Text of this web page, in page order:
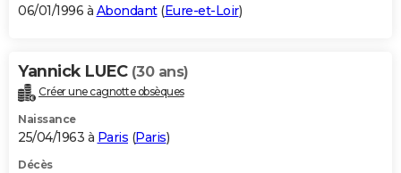
06/01/1996 à Abondant(Eure-et-Loir)
Yannick LUEC (30 ans)
Créer une cagnotte obsèques
Naissance
25/04/1963 à Paris (Paris)
Décès